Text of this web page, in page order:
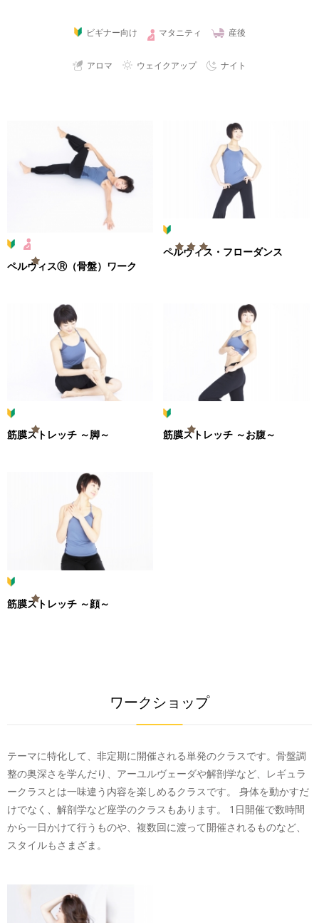
ビギナー向け マタニティ 産後
アロマ ウェイクアップ ナイト
ペルヴィスⓇ（骨盤）ワーク
ペルヴィス・フローダンス
筋膜ストレッチ ～脚～ 筋膜ストレッチ ～お腹～
筋膜ストレッチ ～顔～
ワークショップ
テーマに特化して、非定期に開催される単発のクラスです。骨盤調
整の奥深さを学んだり、アーユルヴェーダや解剖学など、レギュラ
ークラスとは一味違う内容を楽しめるクラスです。 身体を動かすだ
けでなく、解剖学など座学のクラスもあります。 1日開催で数時間
から一日かけて行うものや、複数回に渡って開催されるものなど、
スタイルもさまざま。